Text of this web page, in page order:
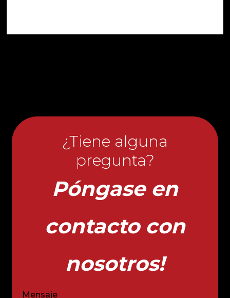
¿Tiene alguna
pregunta?
Póngase en
contacto con
nosotros!
Mensaje